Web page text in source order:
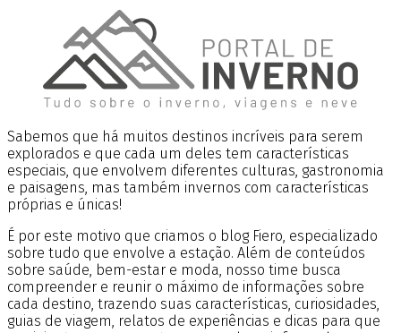
Sabemos que há muitos destinos incríveis para serem
explorados e que cada um deles tem características
especiais, que envolvem diferentes culturas, gastronomia
e paisagens, mas também invernos com características
próprias e únicas!
É por este motivo que criamos o blog Fiero, especializado
sobre tudo que envolve a estação. Além de conteúdos
sobre saúde, bem-estar e moda, nosso time busca
compreender e reunir o máximo de informações sobre
cada destino, trazendo suas características, curiosidades,
guias de viagem, relatos de experiências e dicas para que